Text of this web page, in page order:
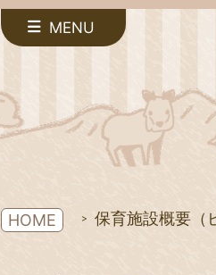
MENU
HOME 保育施設概要（